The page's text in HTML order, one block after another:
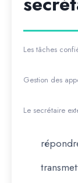
Les tâches
Gestion des
Le secrétaire